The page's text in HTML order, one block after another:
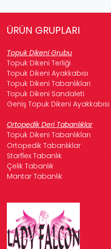
ÜRÜN GRUPLARI
Topuk Dikeni Grubu
Topuk Dikeni Terliği
Topuk Dikeni Ayakkabısı
Topuk Dikeni Tabanlıkları
Topuk Dikeni Sandaleti
Geniş Topuk Dikeni Ayakkabısı
Ortopedik Deri Tabanlıklar
Topuk Dikeni Tabanlıkları
Ortopedik Tabanlıklar
Starflex Tabanlık
Çelik Tabanlık
Mantar Tabanlık